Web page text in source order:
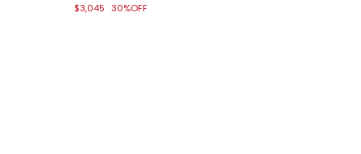
$3,045 30%OFF